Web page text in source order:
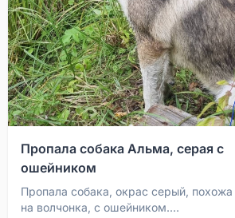
Пропала собака Альма, серая с
ошейником
Пропала собака, окрас серый, похожа
на волчонка, с ошейником.